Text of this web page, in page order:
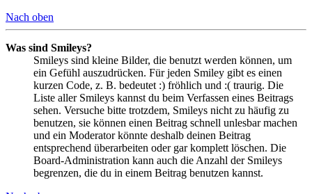
Nach oben
Was sind Smileys?
Smileys sind kleine Bilder, die benutzt werden können, um
ein Gefühl auszudrücken. Für jeden Smiley gibt es einen
kurzen Code, z. B. bedeutet :) fröhlich und :( traurig. Die
Liste aller Smileys kannst du beim Verfassen eines Beitrags
sehen. Versuche bitte trotzdem, Smileys nicht zu häufig zu
benutzen, sie können einen Beitrag schnell unlesbar machen
und ein Moderator könnte deshalb deinen Beitrag
entsprechend überarbeiten oder gar komplett löschen. Die
Board-Administration kann auch die Anzahl der Smileys
begrenzen, die du in einem Beitrag benutzen kannst.